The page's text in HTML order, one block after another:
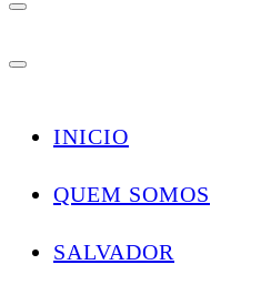
INICIO
QUEM SOMOS
SALVADOR